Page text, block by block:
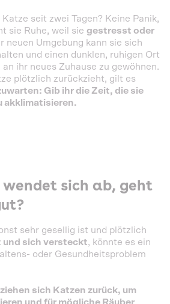
seit zwei Tagen? Keine Panik,
sie Ruhe, weil sie gestresst oder
neuen Umgebung kann sie sich
und einen dunklen, ruhigen Ort
ihr neues Zuhause zu gewöhnen.
plötzlich zurückzieht, gilt es
Gib ihr die Zeit, die sie
akklimatisieren.
wendet sich ab, geht
sehr gesellig ist und plötzlich
und sich versteckt, könnte es ein
oder Gesundheitsproblem
ziehen sich Katzen zurück, um
und für mögliche Räuber